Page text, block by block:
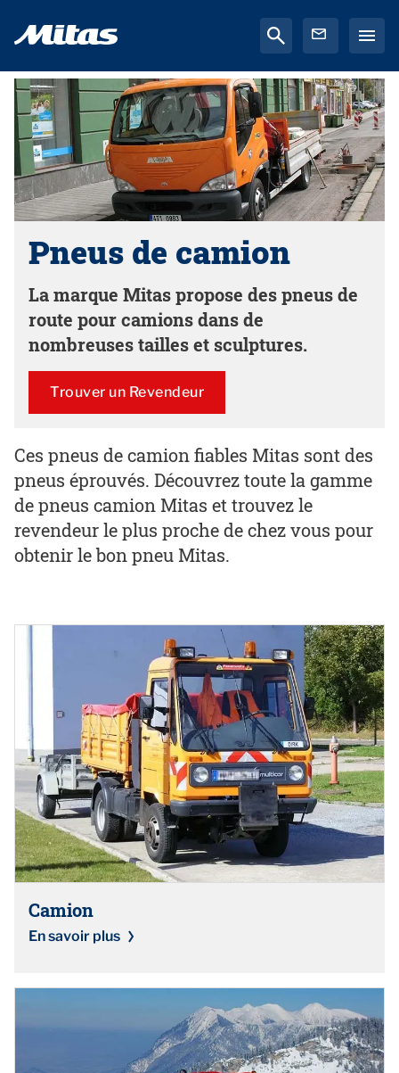
Pneus de camion
La marque Mitas propose des pneus de
route pour camions dans de
nombreuses tailles et sculptures.
Trouver un Revendeur
Ces pneus de camion fiables Mitas sont des
pneus éprouvés. Découvrez toute la gamme
de pneus camion Mitas et trouvez le
revendeur le plus proche de chez vous pour
obtenir le bon pneu Mitas.
Camion
En savoir plus